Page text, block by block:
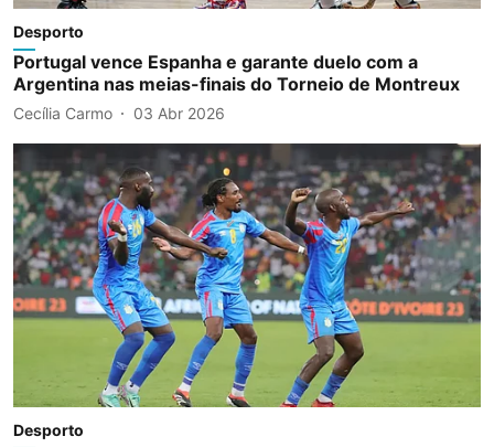
Desporto
Portugal vence Espanha e garante duelo com a
Argentina nas meias-finais do Torneio de Montreux
Cecília Carmo 03 Abr 2026
Desporto